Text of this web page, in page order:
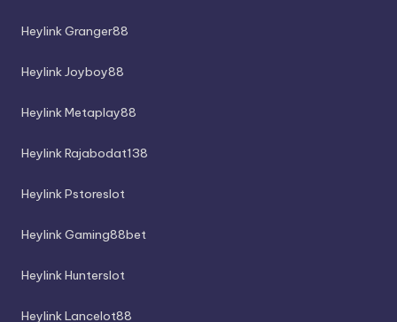
Heylink Granger88
Heylink Joyboy88
Heylink Metaplay88
Heylink Rajabodat138
Heylink Pstoreslot
Heylink Gaming88bet
Heylink Hunterslot
Heylink Lancelot88